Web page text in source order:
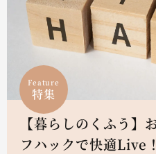
Feature
特集
【暮らしのくふう】
フハックで快適Live！